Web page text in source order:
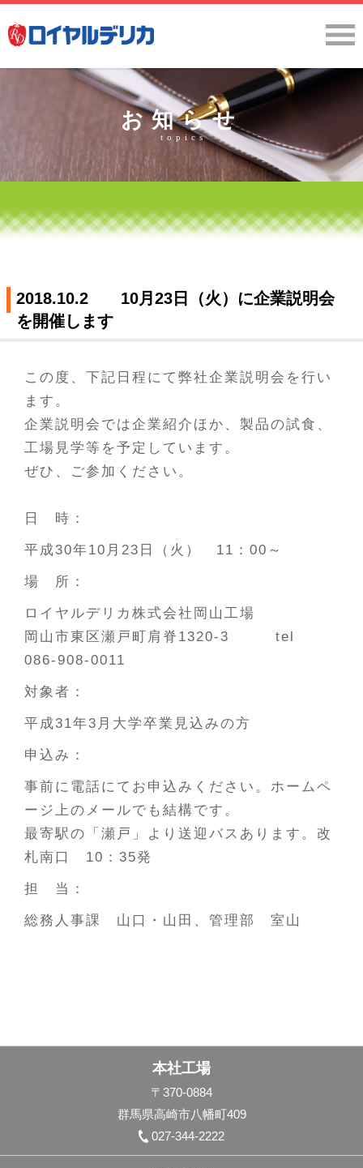
お知らせ
topics
2018.10.2 10月23日（火）に企業説明会
を開催します
この度、下記日程にて弊社企業説明会を行い
ます。
企業説明会では企業紹介ほか、製品の試食、
工場見学等を予定しています。
ぜひ、ご参加ください。
日 時：
平成30年10月23日（火） 11：00～
場 所：
ロイヤルデリカ株式会社岡山工場
岡山市東区瀬戸町肩脊1320-3 tel
086-908-0011
対象者：
平成31年3月大学卒業見込みの方
申込み：
事前に電話にてお申込みください。ホームペ
ージ上のメールでも結構です。
最寄駅の「瀬戸」より送迎バスあります。改
札南口 10：35発
担 当：
総務人事課 山口・山田、管理部 室山
本社工場
〒370-0884
群馬県高崎市八幡町409
027-344-2222